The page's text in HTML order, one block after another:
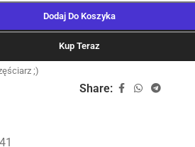
Dodaj Do Koszyka
Kup Teraz
;)
Share: